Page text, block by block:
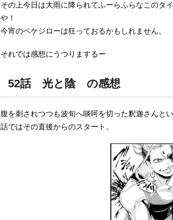
その上今日は大雨に降られてふーらふらなこのタ
や！
今宵のペケジローは狂っておるかもしれません。
それでは感想にうつりまするー
52話 光と陰 の感想
腹を刺されつつも波旬へ啖呵を切った釈迦さんと
話ではその直後からのスタート。